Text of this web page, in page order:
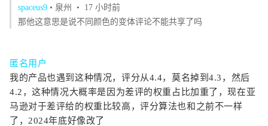
spaceus9 • 泉州
• 17 小时前
那他这意思是说不同颜色的变体评论不能共享了吗
匿名用户
我的产品也遇到这种情况，评分从4.4，莫名掉到4.3，然后
4.2，这种情况大概率是因为差评的权重占比加重了，现在亚
马逊对于差评给的权重比较高，评分算法也和之前不一样
了，2024年底好像改了